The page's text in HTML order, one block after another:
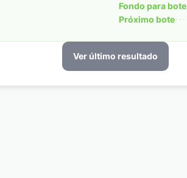
Fondo para bote
Próximo bote
Ver último resultado